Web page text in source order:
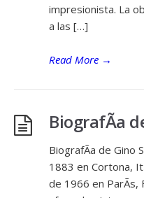
impresionista. La
a las […]
Read More →
BiografÃ­a
BiografÃ­a de Gino
1883 en Cortona,
de 1966 en ParÃ­s,